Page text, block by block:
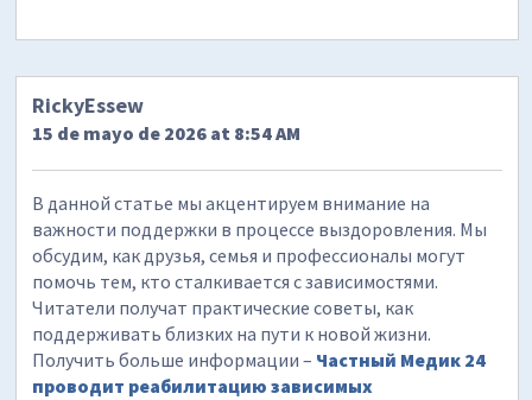
RickyEssew
15 de mayo de 2026 at 8:54 AM
В данной статье мы акцентируем внимание на
важности поддержки в процессе выздоровления. Мы
обсудим, как друзья, семья и профессионалы могут
помочь тем, кто сталкивается с зависимостями.
Читатели получат практические советы, как
поддерживать близких на пути к новой жизни.
Получить больше информации – Частный Медик 24
проводит реабилитацию зависимых